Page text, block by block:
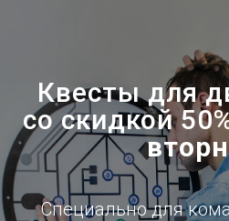
Квесты для
со скидкой
Специально для